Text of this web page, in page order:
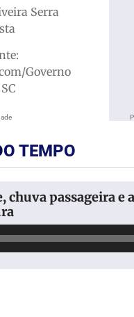
Serra
Governo
TEMPO
chuva passageira e